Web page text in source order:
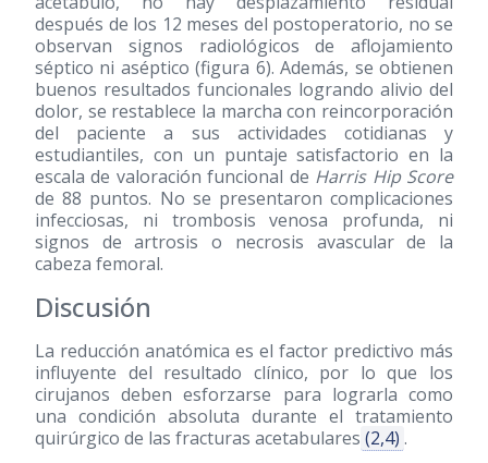
después de los 12 meses del postoperatorio, no se
observan signos radiológicos de aflojamiento
séptico ni aséptico (figura 6). Además, se obtienen
buenos resultados funcionales logrando alivio del
dolor, se restablece la marcha con reincorporación
del paciente a sus actividades cotidianas y
estudiantiles, con un puntaje satisfactorio en la
escala de valoración funcional de Harris Hip Score
de 88 puntos. No se presentaron complicaciones
infecciosas, ni trombosis venosa profunda, ni
signos de artrosis o necrosis avascular de la
cabeza femoral.
Discusión
La reducción anatómica es el factor predictivo más
influyente del resultado clínico, por lo que los
cirujanos deben esforzarse para lograrla como
una condición absoluta durante el tratamiento
quirúrgico de las fracturas acetabulares (2,4) .